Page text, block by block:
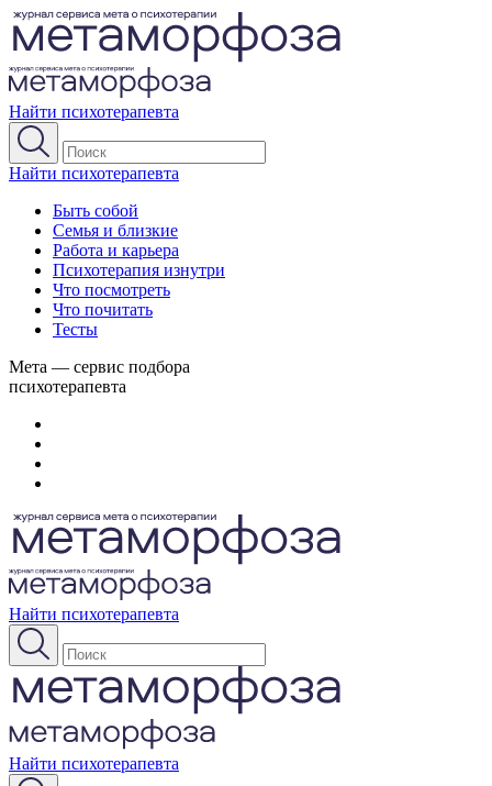
Найти психотерапевта
Найти психотерапевта
Быть собой
Семья и близкие
Работа и карьера
Психотерапия изнутри
Что посмотреть
Что почитать
Тесты
Мета — сервис подбора
психотерапевта
Найти психотерапевта
Найти психотерапевта